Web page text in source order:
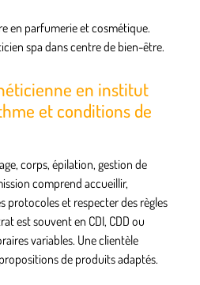
en parfumerie et cosmétique.
spa dans centre de bien-être.
en institut
et conditions de
corps, épilation, gestion de
comprend accueillir,
protocoles et respecter des règles
est souvent en CDI, CDD ou
variables. Une clientèle
de produits adaptés.